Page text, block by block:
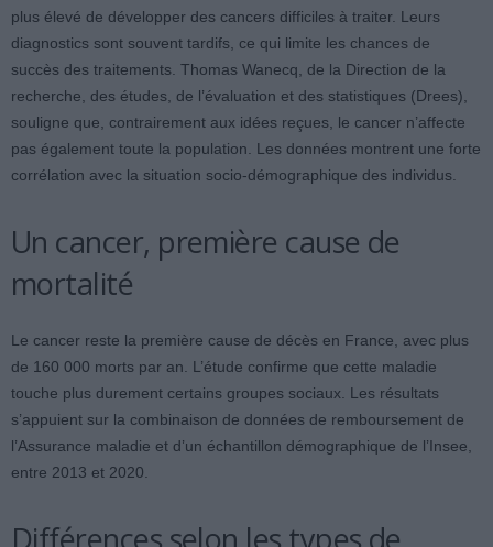
plus élevé de développer des cancers difficiles à traiter. Leurs
diagnostics sont souvent tardifs, ce qui limite les chances de
succès des traitements. Thomas Wanecq, de la Direction de la
recherche, des études, de l’évaluation et des statistiques (Drees),
souligne que, contrairement aux idées reçues, le cancer n’affecte
pas également toute la population. Les données montrent une forte
corrélation avec la situation socio-démographique des individus.
Un cancer, première cause de
mortalité
Le cancer reste la première cause de décès en France, avec plus
de 160 000 morts par an. L’étude confirme que cette maladie
touche plus durement certains groupes sociaux. Les résultats
s’appuient sur la combinaison de données de remboursement de
l’Assurance maladie et d’un échantillon démographique de l’Insee,
entre 2013 et 2020.
Différences selon les types de